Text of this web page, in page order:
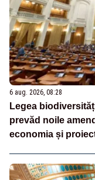
6 aug. 2026, 08:28
Legea
prevăd noile
economia și